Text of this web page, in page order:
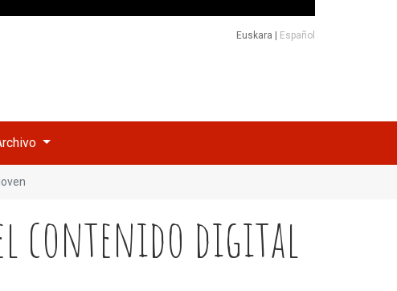
Euskara Español
el contenido digital